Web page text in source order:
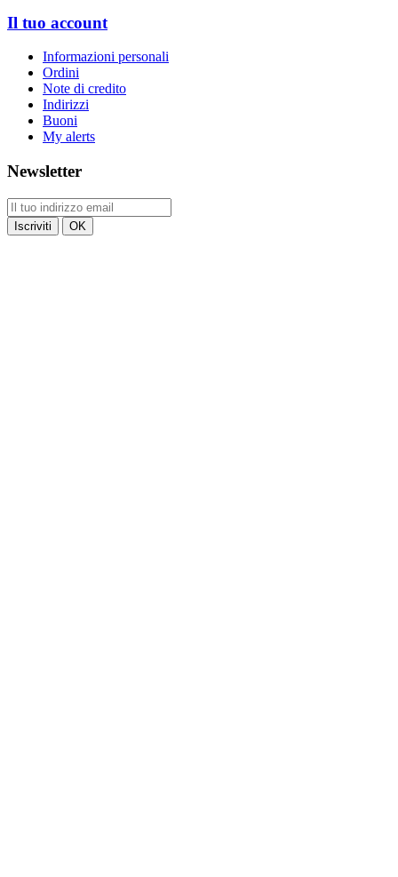
Il tuo account
Informazioni personali
Ordini
Note di credito
Indirizzi
Buoni
My alerts
Newsletter